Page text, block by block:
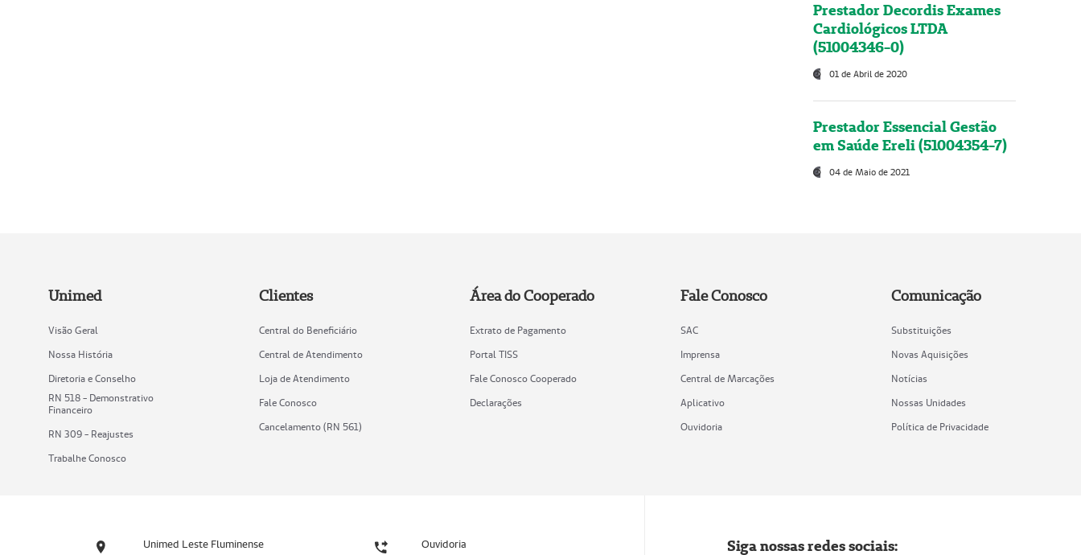
Prestador Decordis Exames
Cardiológicos LTDA
(51004346-0)
01 de Abril de 2020
Prestador Essencial Gestão
em Saúde Ereli (51004354-7)
04 de Maio de 2021
Unimed
Visão Geral
Nossa História
Diretoria e Conselho
RN 518 - Demonstrativo
Financeiro
RN 309 - Reajustes
Trabalhe Conosco
Clientes
Central do Beneficiário
Central de Atendimento
Loja de Atendimento
Fale Conosco
Cancelamento (RN 561)
Área do Cooperado
Extrato de Pagamento
Portal TISS
Fale Conosco Cooperado
Declarações
Fale Conosco
SAC
Imprensa
Central de Marcações
Aplicativo
Ouvidoria
Comunicação
Substituições
Novas Aquisições
Notícias
Nossas Unidades
Política de Privacidade
Unimed Leste Fluminense Ouvidoria Siga nossas redes sociais: